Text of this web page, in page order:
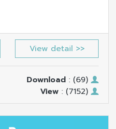
View detail >>
Download : (69)
View : (7152)